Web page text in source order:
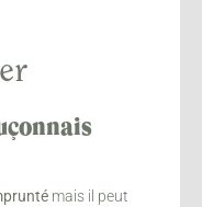
mais il peut